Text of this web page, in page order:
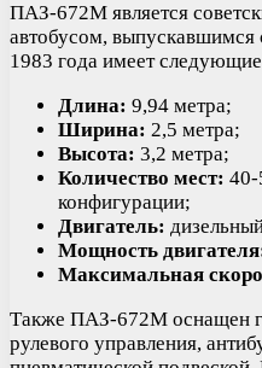
ПАЗ-672М является
автобусом,
1983 года имеет
Длина: 9,94 метра;
Ширина: 2,5 метра;
Высота: 3,2 метра;
Количество мест: 40-
конфигурации;
Двигатель:
Мощность
Максимальная
Также ПАЗ-672М оснащен
рулевого управления,